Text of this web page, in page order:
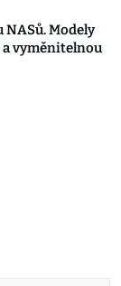
NASů. Modely
a vyměnitelnou